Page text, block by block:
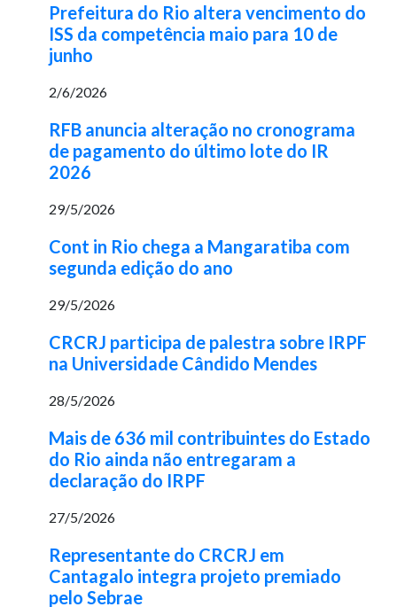
Prefeitura do Rio altera vencimento do
ISS da competência maio para 10 de
junho
2/6/2026
RFB anuncia alteração no cronograma
de pagamento do último lote do IR
2026
29/5/2026
Cont in Rio chega a Mangaratiba com
segunda edição do ano
29/5/2026
CRCRJ participa de palestra sobre IRPF
na Universidade Cândido Mendes
28/5/2026
Mais de 636 mil contribuintes do Estado
do Rio ainda não entregaram a
declaração do IRPF
27/5/2026
Representante do CRCRJ em
Cantagalo integra projeto premiado
pelo Sebrae